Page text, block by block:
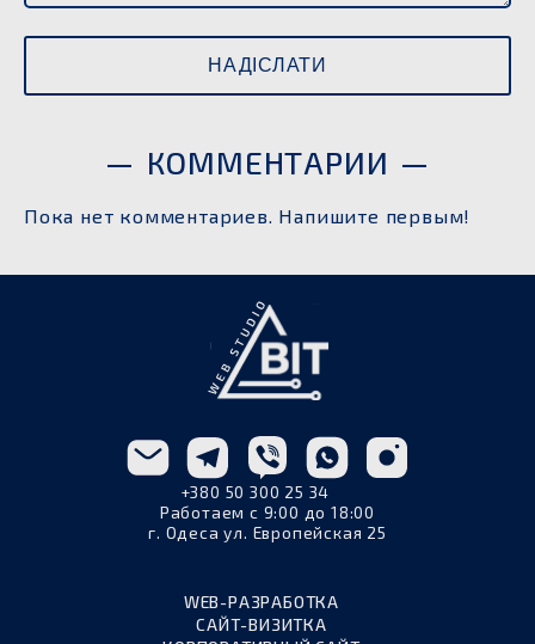
КОММЕНТАРИИ
Пока нет комментариев. Напишите первым!
+380 50 300 25 34
Работаем с 9:00 до 18:00
г. Одеса ул. Европейская 25
WEB-РАЗРАБОТКА
САЙТ-ВИЗИТКА